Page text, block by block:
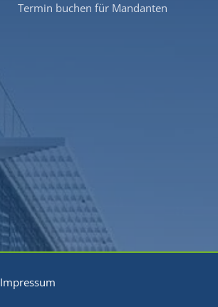
Termin buchen für Mandanten
Impressum